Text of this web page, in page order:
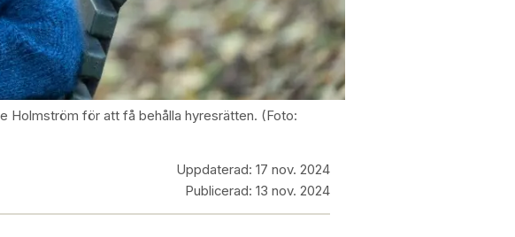
Holmström för att få behålla hyresrätten. (Foto:
Uppdaterad: 17 nov. 2024
Publicerad: 13 nov. 2024